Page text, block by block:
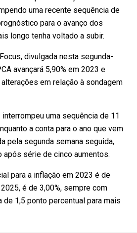
uma recente sequência de
para o avanço dos
longo tenha voltado a subir.
divulgada nesta segunda-
avançará 5,90% em 2023 e
em relação à sondagem
uma sequência de 11
a conta para o ano que vem
pela segunda semana seguida,
série de cinco aumentos.
para a inflação em 2023 é de
é de 3,00%, sempre com
de 1,5 ponto percentual para mais